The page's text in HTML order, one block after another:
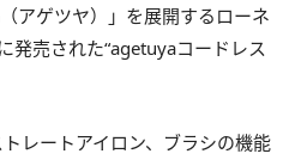
アゲツヤ）」を展開するローネ
発売された“agetuyaコードレス
レートアイロン、ブラシの機能